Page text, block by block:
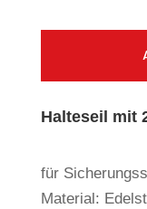
Halteseil mit
für
Material: